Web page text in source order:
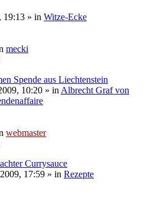
19:13 » in Witze-Ecke
mecki
Spende aus Liechtenstein
10:20 » in Albrecht Graf von
webmaster
Currysauce
17:59 » in Rezepte